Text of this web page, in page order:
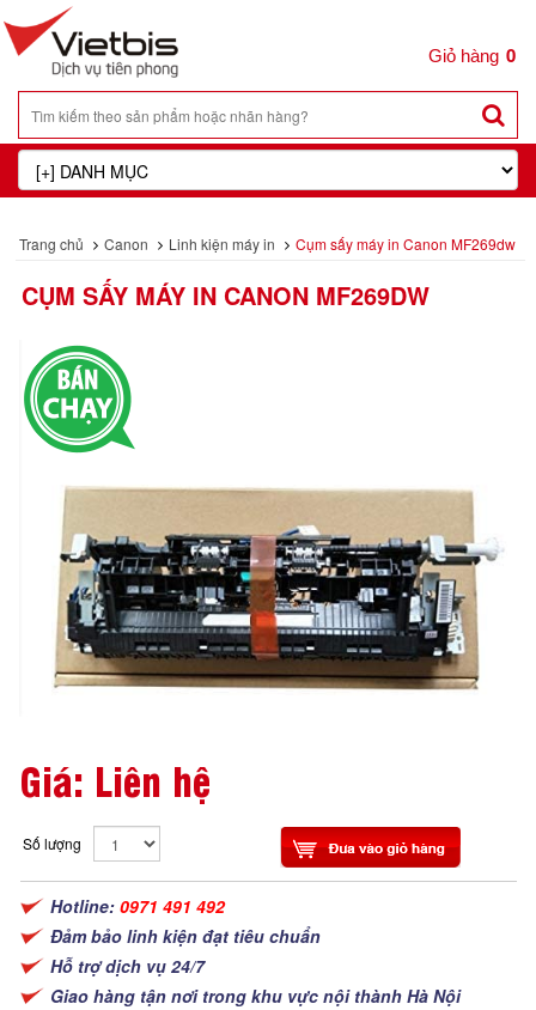
0
Trang chủ Canon Linh kiện máy in Cụm sấy máy in Canon MF269dw
CỤM SẤY MÁY IN CANON MF269DW
Giá: Liên hệ
Số lượng
Hotline: 0971 491 492
Đảm bảo linh kiện đạt tiêu chuẩn
Hỗ trợ dịch vụ 24/7
Giao hàng tận nơi trong khu vực nội thành Hà Nội